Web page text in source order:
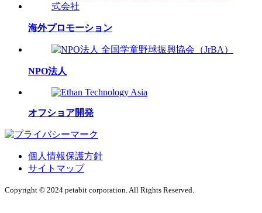
海外プロモーション
NPO法人
オフショア開発
個人情報保護方針
サイトマップ
Copyright © 2024 petabit corporation. All Rights Reserved.